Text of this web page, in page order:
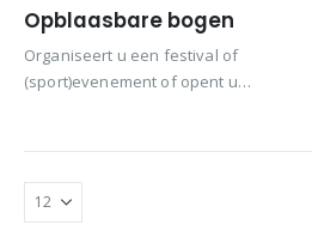
Opblaasbare bogen
Organiseert u een festival of
(sport)evenement of opent u
uw merk of service ziet.